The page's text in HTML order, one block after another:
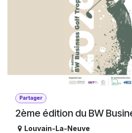
Partager
2ème édition du BW
Louvain-La-Neuve